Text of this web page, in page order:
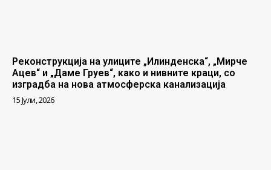
Реконструкција на улиците „Илинденска“, „Мирче
Ацев“ и „Даме Груев“, како и нивните краци, со
изградба на нова атмосферска канализација
15 Јули, 2026